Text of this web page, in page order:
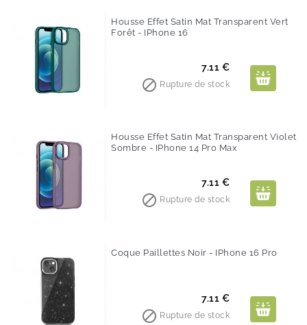
Housse Effet Satin Mat Transparent Vert
Forêt - IPhone 16
Prix
7.11 €
 Rupture de stock
Housse Effet Satin Mat Transparent Violet
Sombre - IPhone 14 Pro Max
Prix
7.11 €
 Rupture de stock
Coque Paillettes Noir - IPhone 16 Pro
Prix
7.11 €
 Rupture de stock